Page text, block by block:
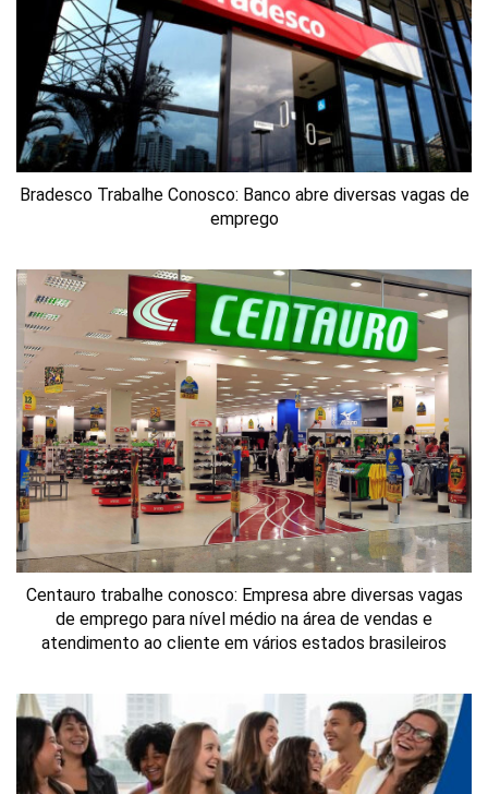
Bradesco Trabalhe Conosco: Banco abre diversas vagas de
emprego
Centauro trabalhe conosco: Empresa abre diversas vagas
de emprego para nível médio na área de vendas e
atendimento ao cliente em vários estados brasileiros